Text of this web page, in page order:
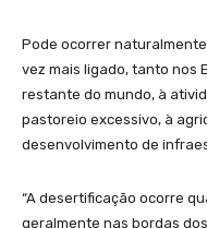
Pode ocorrer
vez mais ligado, tanto nos
restante do mundo, à
pastoreio excessivo, à
desenvolvimento de
“A desertificação ocorre
geralmente nas bordas